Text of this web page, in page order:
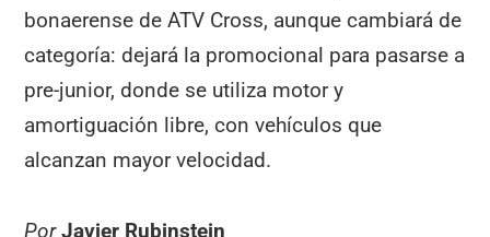
bonaerense de ATV Cross, aunque cambiará de
categoría: dejará la promocional para pasarse a
pre-junior, donde se utiliza motor y
amortiguación libre, con vehículos que
alcanzan mayor velocidad.
Por Javier Rubinstein